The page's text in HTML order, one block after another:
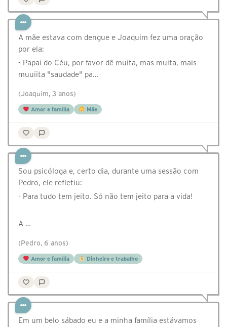
A mãe estava com dengue e Joaquim fez uma oração
por ela:
- Papai do Céu, por favor dê muita, mas muita, mais
muuiita "saudade" pa…
(Joaquim, 3 anos)
Amor e família Mãe
Sou psicóloga e, certo dia, durante uma sessão com
Pedro, ele refletiu:
- Para tudo tem jeito. Só não tem jeito para a vida!
A …
(Pedro, 6 anos)
Amor e família Dinheiro e trabalho
Em um belo sábado eu e a minha família estávamos